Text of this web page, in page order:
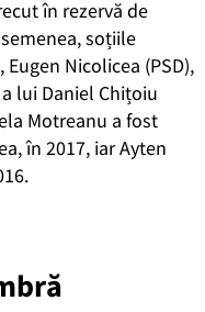
în rezervă de
soțiile
Nicolicea (PSD),
lui Daniel Chițoiu
Motreanu a fost
în 2017, iar Ayten